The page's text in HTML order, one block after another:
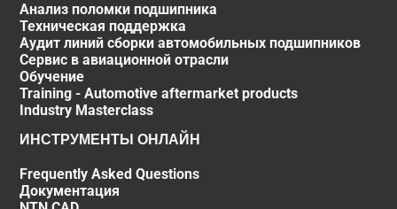
Анализ поломки подшипника
Техническая поддержка
Аудит линий сборки автомобильных подшипников
Сервис в авиационной отрасли
Обучение
Training - Automotive aftermarket products
Industry Masterclass
ИНСТРУМЕНТЫ ОНЛАЙН
Frequently Asked Questions
Документация